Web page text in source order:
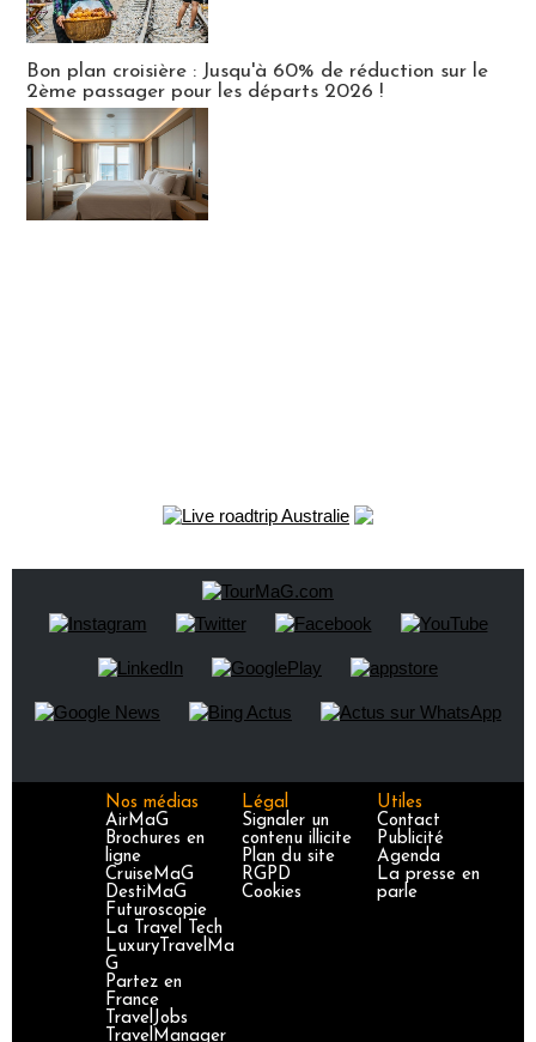
Bon plan croisière : Jusqu'à 60% de réduction sur le
2ème passager pour les départs 2026 !
Nos médias
AirMaG
Brochures en
ligne
CruiseMaG
DestiMaG
Futuroscopie
La Travel Tech
LuxuryTravelMa
G
Partez en
France
TravelJobs
TravelManager
Légal
Signaler un
contenu illicite
Plan du site
RGPD
Cookies
Utiles
Contact
Publicité
Agenda
La presse en
parle